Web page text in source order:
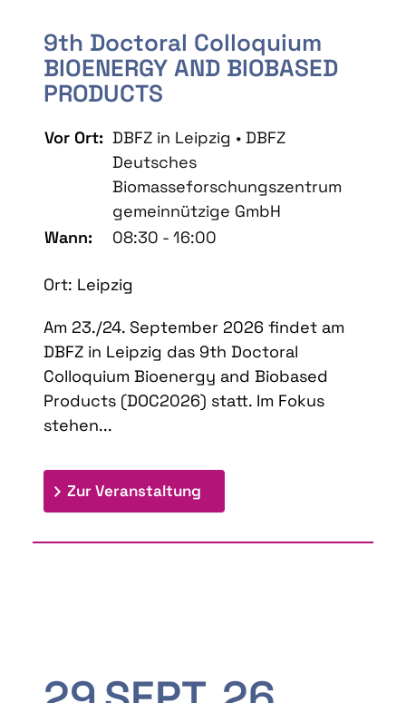
9th Doctoral Colloquium
BIOENERGY AND BIOBASED
PRODUCTS
Vor Ort: DBFZ in Leipzig • DBFZ
Deutsches
Biomasseforschungszentrum
gemeinnützige GmbH
Wann:
08:30 - 16:00
Ort: Leipzig
Am 23./24. September 2026 findet am
DBFZ in Leipzig das 9th Doctoral
Colloquium Bioenergy and Biobased
Products (DOC2026) statt. Im Fokus
stehen...
Zur Veranstaltung